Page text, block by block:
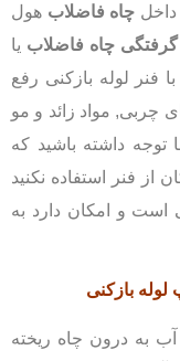
داخل چاه فاضلاب هول
گرفتگی چاه فاضلاب یا
فنر لوله بازکنی رفع
چربی, مواد زائد و مو
توجه داشته باشید که
از فنر استفاده نکنید
است و امکان دارد به
لوله بازکنی
به درون چاه ریخته